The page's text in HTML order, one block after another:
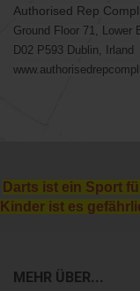
Authorised Rep
Ground Floor 71, Lower
D02 P593 Dublin, Irland
Darts ist ein Sport
Kinder ist es
MEHR ÜBER...